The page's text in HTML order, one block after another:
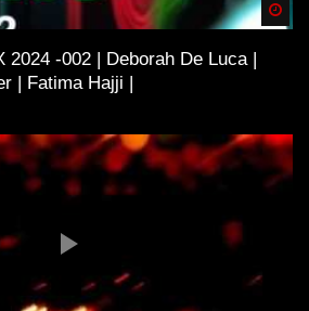
2024 -002 | Deborah De Luca |
| Fatima Hajji |